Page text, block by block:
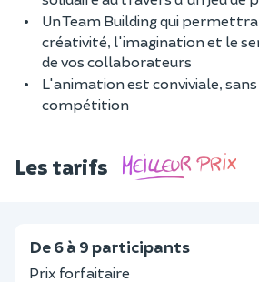
Un Team Building qui
créativité, l'imagination et le
de vos collaborateurs
L'animation est conviviale,
compétition
Les tarifs
De 6 à 9 participants
Prix forfaitaire